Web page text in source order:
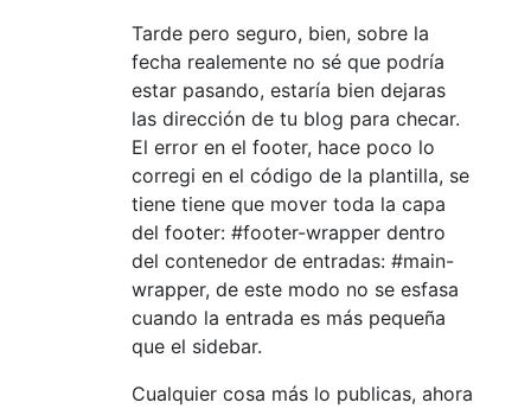
Tarde pero seguro, bien, sobre la
fecha realemente no sé que podría
estar pasando, estaría bien dejaras
las dirección de tu blog para checar.
El error en el footer, hace poco lo
corregi en el código de la plantilla, se
tiene tiene que mover toda la capa
del footer: #footer-wrapper dentro
del contenedor de entradas: #main-
wrapper, de este modo no se esfasa
cuando la entrada es más pequeña
que el sidebar.
Cualquier cosa más lo publicas, ahora